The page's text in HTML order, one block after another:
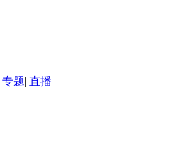
专题| 直播